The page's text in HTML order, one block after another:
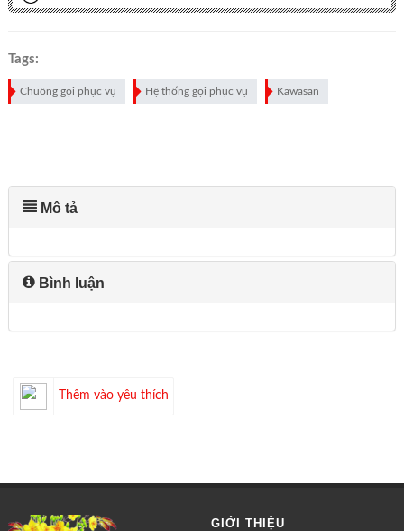
Tags:
Chuông gọi phục vụ Hệ thống gọi phục vụ Kawasan
Mô tả
Bình luận
Thêm vào yêu thích
GIỚI THIỆU